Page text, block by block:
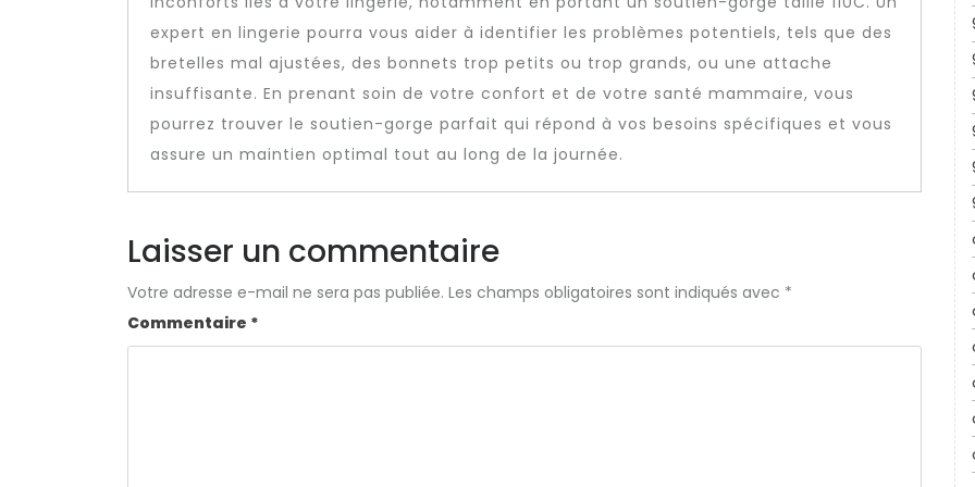
expert en lingerie pourra vous aider à identifier les problèmes potentiels, tels que des
bretelles mal ajustées, des bonnets trop petits ou trop grands, ou une attache
insuffisante. En prenant soin de votre confort et de votre santé mammaire, vous
pourrez trouver le soutien-gorge parfait qui répond à vos besoins spécifiques et vous
assure un maintien optimal tout au long de la journée.
Laisser un commentaire
Votre adresse e-mail ne sera pas publiée. Les champs obligatoires sont indiqués avec *
Commentaire *